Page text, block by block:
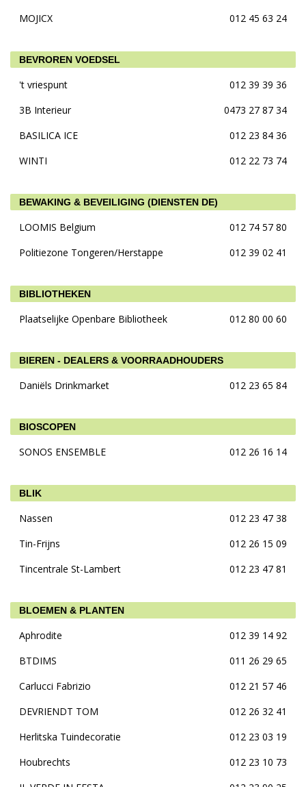
MOJICX
012 45 63 24
BEVROREN VOEDSEL
't vriespunt
012 39 39 36
3B Interieur
0473 27 87 34
BASILICA ICE
012 23 84 36
WINTI
012 22 73 74
BEWAKING & BEVEILIGING (DIENSTEN DE)
LOOMIS Belgium
012 74 57 80
Politiezone Tongeren/Herstappe
012 39 02 41
BIBLIOTHEKEN
Plaatselijke Openbare Bibliotheek 012 80 00 60
BIEREN - DEALERS & VOORRAADHOUDERS
Daniëls Drinkmarket 012 23 65 84
BIOSCOPEN
SONOS ENSEMBLE 012 26 16 14
BLIK
Nassen
012 23 47 38
Tin-Frijns
012 26 15 09
Tincentrale St-Lambert
012 23 47 81
BLOEMEN & PLANTEN
Aphrodite
012 39 14 92
BTDIMS
011 26 29 65
Carlucci Fabrizio
012 21 57 46
DEVRIENDT TOM
012 26 32 41
Herlitska Tuindecoratie
012 23 03 19
Houbrechts
012 23 10 73